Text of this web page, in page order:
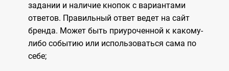
задании и наличие кнопок с вариантами
ответов. Правильный ответ ведет на сайт
бренда. Может быть приуроченной к какому-
либо событию или использоваться сама по
себе;